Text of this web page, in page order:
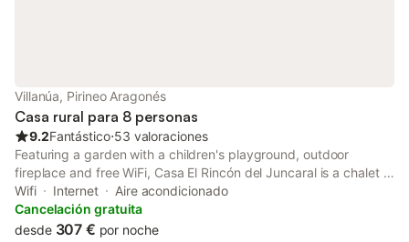
Villanúa, Pirineo Aragonés
Casa rural para 8 personas
9.2Fantástico⋅53 valoraciones
Featuring a garden with a children's playground, outdoor
fireplace and free WiFi, Casa El Rincón del Juncaral is a chalet in
Villanúa. The air-conditioned accommodation is 11 km from
Canfranc Train Station.
Wifi Internet
Aire acondicionado
Cancelación gratuita
desde 307 € por noche